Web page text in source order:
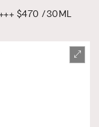
$470 /30ML